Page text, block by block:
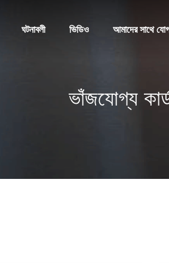
ঘটনাবলী ভিডিও আমাদের সাথে
ভাঁজযোগ্য